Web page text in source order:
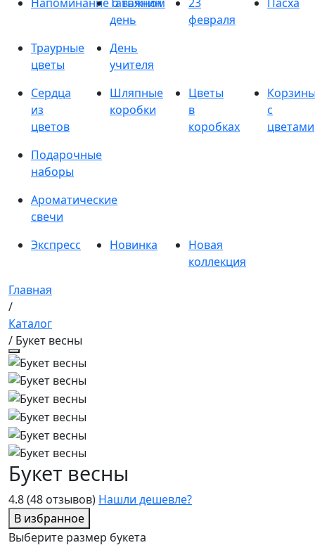
день
февраля
Траурные
цветы
День
учителя
Сердца
из
цветов
Шляпные
коробки
Цветы
в
коробках
с
цветами
Подарочные
наборы
Ароматические
свечи
Экспресс
Новинка
Новая
коллекция
Главная
/
Каталог
/ Букет весны
4.8(48 отзывов) Нашли дешевле?
В избранное
Букет весны
Выберите размер букета